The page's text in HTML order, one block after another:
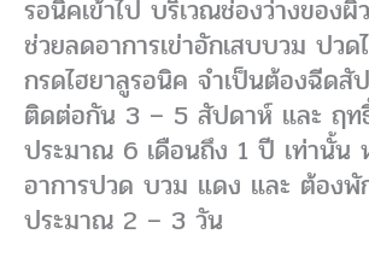
รอนิคเข้าไป บริเวณช่องว่างของผิ
ช่วยลดอาการเข่าอักเสบบวม ปว
กรดไฮยาลูรอนิค จำเป็นต้องฉีดสั
ติดต่อกัน 3 – 5 สัปดาห์ และ ฤท
ประมาณ 6 เดือนถึง 1 ปี เท่านั้น
อาการปวด บวม แดง และ ต้องพั
ประมาณ 2 – 3 วัน